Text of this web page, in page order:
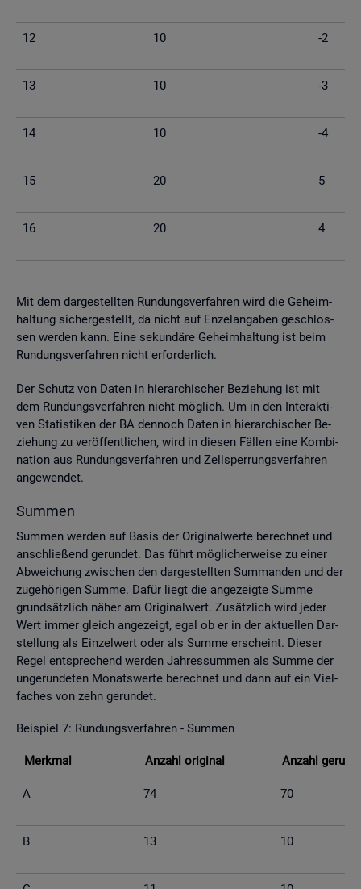
12 10 -2
13 10 -3
14 10 -4
15 20 5
16 20 4
Mit dem dar­ge­stell­ten Run­dungs­ver­fah­ren wird die Ge­heim­
hal­tung si­cher­ge­stellt, da nicht auf En­zel­an­ga­ben ge­schlos­
sen wer­den kann. Eine se­kun­dä­re Ge­heim­hal­tung ist beim
Run­dungs­ver­fah­ren nicht er­for­der­lich.
Der Schutz von Daten in hier­ar­chi­scher Be­zie­hung ist mit
dem Run­dungs­ver­fah­ren nicht mög­lich. Um in den In­ter­ak­ti­
ven Sta­tis­ti­ken der BA den­noch Daten in hier­ar­chi­scher Be­
zie­hung zu ver­öf­fent­li­chen, wird in die­sen Fäl­len eine Kom­bi­
na­ti­on aus Run­dungs­ver­fah­ren und Zell­sper­rungs­ver­fah­ren
an­ge­wen­det.
Sum­men
Sum­men wer­den auf Basis der Ori­gi­nal­wer­te be­rech­net und
an­schlie­ßend ge­run­det. Das führt mög­li­cher­wei­se zu einer
Ab­wei­chung zwi­schen den dar­ge­stell­ten Sum­man­den und der
zu­ge­hö­ri­gen Summe. Dafür liegt die an­ge­zeig­te Summe
grund­sätz­lich näher am Ori­gi­nal­wert. Zu­sätz­lich wird jeder
Wert immer gleich an­ge­zeigt, egal ob er in der ak­tu­el­len Dar­
stel­lung als Ein­zel­wert oder als Summe er­scheint. Die­ser
Regel ent­spre­chend wer­den Jah­res­sum­men als Summe der
un­ge­run­de­ten Mo­nats­wer­te be­rech­net und dann auf ein Viel­
fa­ches von zehn ge­run­det.
Bei­spiel 7: Run­dungs­ver­fah­ren - Sum­men
Merk­mal An­zahl ori­gi­nal An­zahl
A 74 70
B 13 10